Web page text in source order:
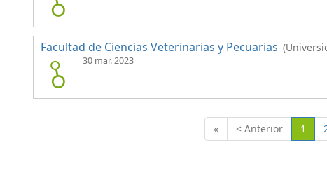
Facultad de Ciencias Veterinarias y Pecuarias
30 mar. 2023
« < Anterior 1